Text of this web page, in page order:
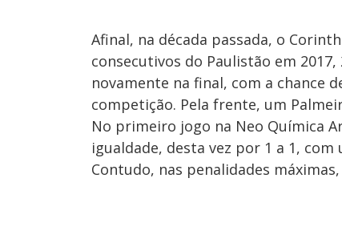
Afinal, na década passada, o
consecutivos do Paulistão em 2017,
novamente na final, com a chance
competição. Pela frente, um
No primeiro jogo na Neo Química
igualdade, desta vez por 1 a 1,
Contudo, nas penalidades